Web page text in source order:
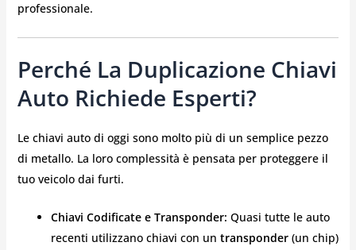
professionale.
Perché La Duplicazione Chiavi
Auto Richiede Esperti?
Le chiavi auto di oggi sono molto più di un semplice pezzo
di metallo. La loro complessità è pensata per proteggere il
tuo veicolo dai furti.
Chiavi Codificate e Transponder: Quasi tutte le auto
recenti utilizzano chiavi con un transponder(un chip)